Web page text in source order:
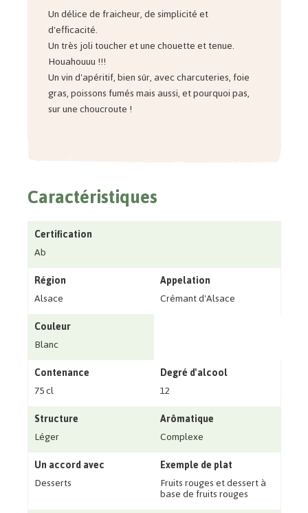
Un délice de fraicheur, de simplicité et
d'efficacité.
Un très joli toucher et une chouette et tenue.
Houahouuu !!!
Un vin d'apéritif, bien sûr, avec charcuteries, foie
gras, poissons fumés mais aussi, et pourquoi pas,
sur une choucroute !
Caractéristiques
Certification
Ab
Région
Alsace
Appelation
Crémant d'Alsace
Couleur
Blanc
Contenance
75 cl
Degré d'alcool
12
Structure
Léger
Arômatique
Complexe
Un accord avec
Desserts
Exemple de plat
Fruits rouges et dessert à
base de fruits rouges